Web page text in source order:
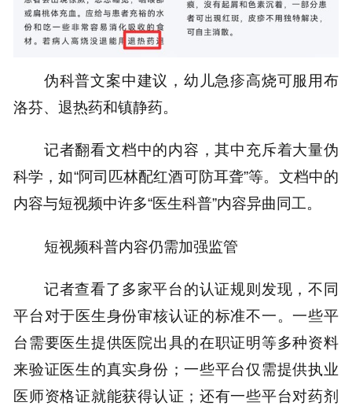
伪科普文案中建议，幼儿急疹高烧可服用布
洛芬、退热药和镇静药。
记者翻看文档中的内容，其中充斥着大量伪
科学，如“阿司匹林配红酒可防耳聋”等。文档中的
内容与短视频中许多“医生科普”内容异曲同工。
短视频科普内容仍需加强监管
记者查看了多家平台的认证规则发现，不同
平台对于医生身份审核认证的标准不一。一些平
台需要医生提供医院出具的在职证明等多种资料
来验证医生的真实身份；一些平台仅需提供执业
医师资格证就能获得认证；还有一些平台对药剂